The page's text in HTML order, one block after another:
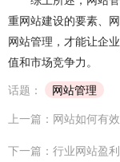
重网站建设的要素、
网站管理，才能让企
值和市场竞争力。
话题：
网站管理
上一篇：网站如何有
下一篇：行业网站盈